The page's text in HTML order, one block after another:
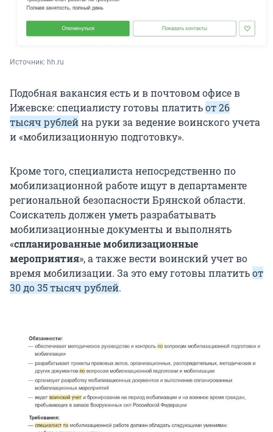
Источник: hh.ru
Подобная вакансия есть и в почтовом офисе в
Ижевске: специалисту готовы платитьот 26
тысяч рублейна руки за ведение воинского учета
и «мобилизационную подготовку».
Кроме того, специалиста непосредственно по
мобилизационной работе ищут в департаменте
региональной безопасности Брянской области.
Соискатель должен уметь разрабатывать
мобилизационные документы и выполнять
«спланированные мобилизационные
мероприятия», а также вести воинский учет во
время мобилизации. За это ему готовы платитьот
30 до 35 тысяч рублей.